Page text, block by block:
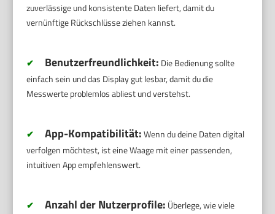
zuverlässige und konsistente Daten liefert, damit du
vernünftige Rückschlüsse ziehen kannst.
✔ Benutzerfreundlichkeit: Die Bedienung sollte
einfach sein und das Display gut lesbar, damit du die
Messwerte problemlos abliest und verstehst.
✔ App-Kompatibilität:Wenn du deine Daten digital
verfolgen möchtest, ist eine Waage mit einer passenden,
intuitiven App empfehlenswert.
✔ Anzahl der Nutzerprofile: Überlege, wie viele